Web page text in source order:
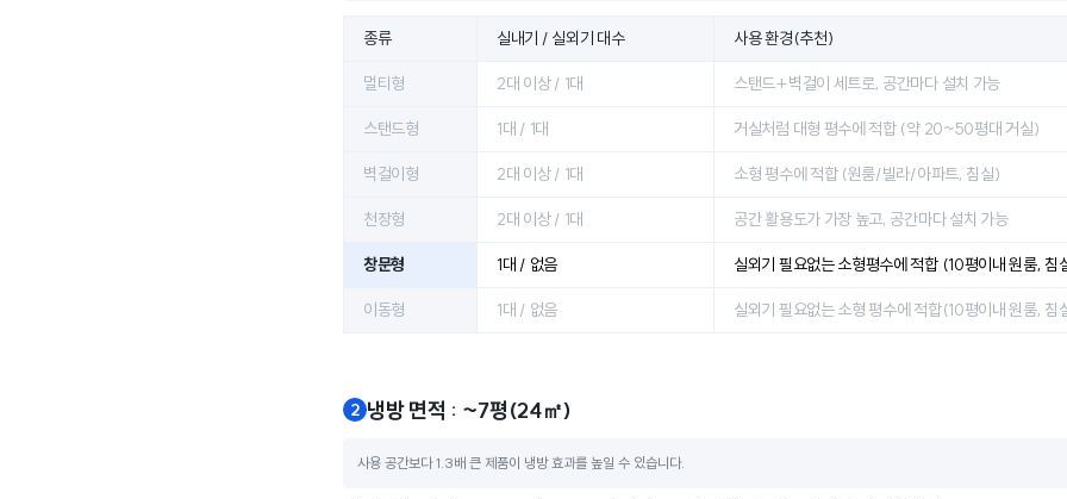
종류 실내기 / 실외기 대수 사용 환경(추천)
멀티형 2대 이상 / 1대 스탠드+벽걸이 세트로, 공간마다 설치 가능
스탠드형 1대 / 1대 거실처럼 대형 평수에 적합 (약 20~50평대 거실)
벽걸이형 2대 이상 / 1대 소형 평수에 적합 (원룸/빌라/아파트, 침실)
천장형 2대 이상 / 1대 공간 활용도가 가장 높고, 공간마다 설치 가능
창문형 1대 / 없음 실외기 필요없는 소형평수에 적합 (10평이내 원룸, 침
이동형 1대 / 없음 실외기 필요없는 소형 평수에 적합(10평이내 원룸, 침
냉방 면적 : ~7평(24㎡)
사용 공간보다 1.3배 큰 제품이 냉방 효과를 높일 수 있습니다.